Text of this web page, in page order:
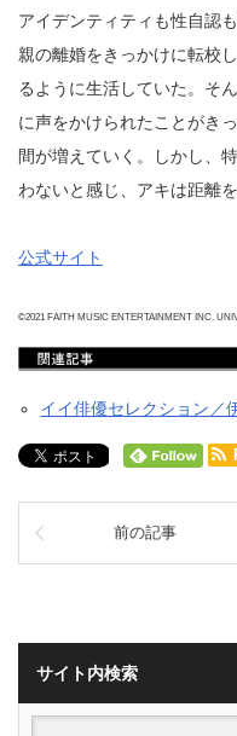
アイデンティティも性自認
親の離婚をきっかけに転校
るように生活していた。そ
に声をかけられたことがき
間が増えていく。しかし、
わないと感じ、アキは距離
公式サイト
©2021 FAITH MUSIC ENTERTAINMENT INC.
イイ俳優セレクション／
前の記事
サイト内検索